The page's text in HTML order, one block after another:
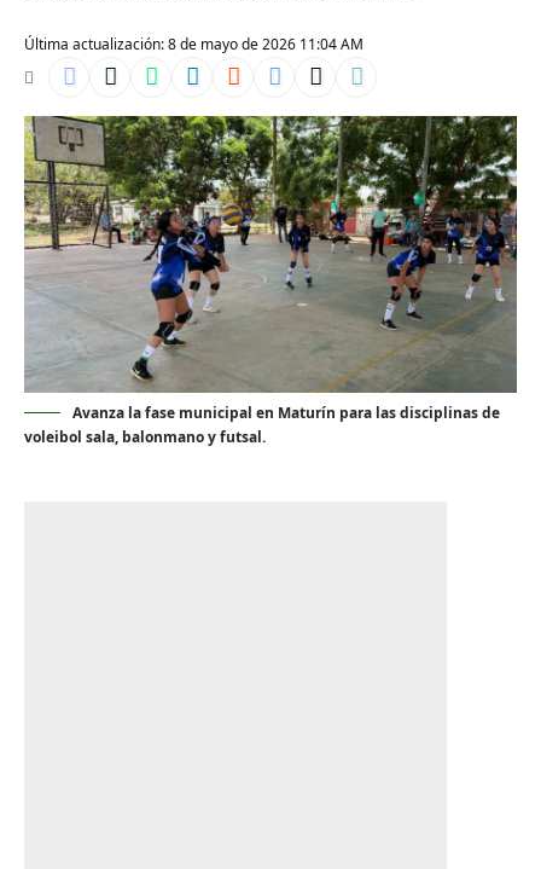
Última actualización: 8 de mayo de 2026 11:04 AM
Avanza la fase municipal en Maturín para las disciplinas de
voleibol sala, balonmano y futsal.